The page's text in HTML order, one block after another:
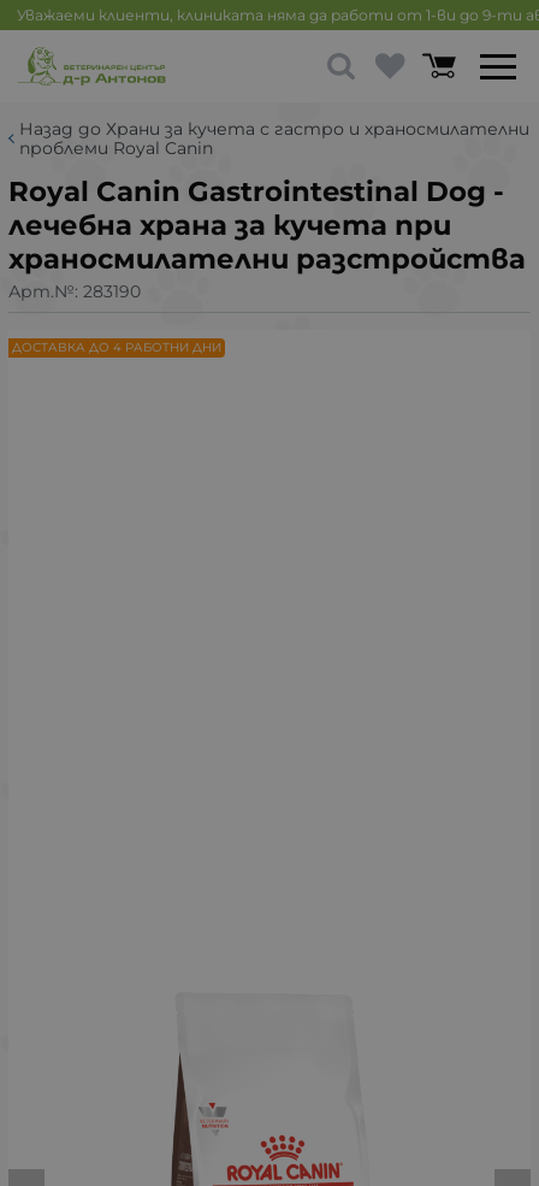
Уважаеми клиенти, клиниката няма да работи от 1-ви до 9-ти
Назад до Храни за кучета с гастро и храносмилателни
проблеми Royal Canin
Royal Canin Gastrointestinal Dog -
лечебна храна за кучета при
храносмилателни разстройства
Арт.№: 283190
ДОСТАВКА ДО 4 РАБОТНИ ДНИ